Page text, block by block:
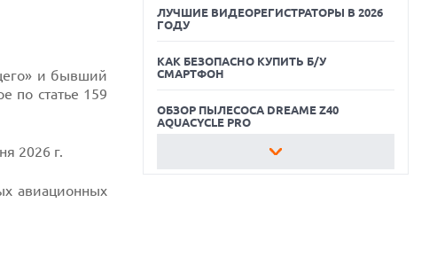
и бывший
по статье 159
2026 г.
авиационных
ЛУЧШИЕ ВИДЕОРЕГИСТРАТОРЫ В 2026
ГОДУ
КАК БЕЗОПАСНО КУПИТЬ Б/У
СМАРТФОН
ОБЗОР ПЫЛЕСОСА DREAME Z40
AQUACYCLE PRO
ЛУЧШИЕ ВИДЕОРЕГИСТРАТОРЫ В 2026